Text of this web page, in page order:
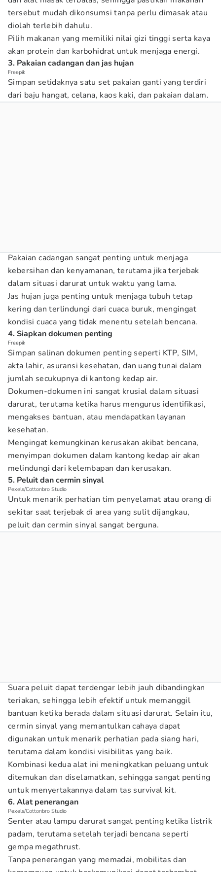
tersebut mudah dikonsumsi tanpa perlu dimasak atau
diolah terlebih dahulu.
Pilih makanan yang memiliki nilai gizi tinggi serta kaya
akan protein dan karbohidrat untuk menjaga energi.
3. Pakaian cadangan dan jas hujan
Freepik
Simpan setidaknya satu set pakaian ganti yang terdiri
dari baju hangat, celana, kaos kaki, dan pakaian dalam.
Pakaian cadangan sangat penting untuk menjaga
kebersihan dan kenyamanan, terutama jika terjebak
dalam situasi darurat untuk waktu yang lama.
Jas hujan juga penting untuk menjaga tubuh tetap
kering dan terlindungi dari cuaca buruk, mengingat
kondisi cuaca yang tidak menentu setelah bencana.
4. Siapkan dokumen penting
Freepik
Simpan salinan dokumen penting seperti KTP, SIM,
akta lahir, asuransi kesehatan, dan uang tunai dalam
jumlah secukupnya di kantong kedap air.
Dokumen-dokumen ini sangat krusial dalam situasi
darurat, terutama ketika harus mengurus identifikasi,
mengakses bantuan, atau mendapatkan layanan
kesehatan.
Mengingat kemungkinan kerusakan akibat bencana,
menyimpan dokumen dalam kantong kedap air akan
melindungi dari kelembapan dan kerusakan.
5. Peluit dan cermin sinyal
Pexels/Cottonbro Studio
Untuk menarik perhatian tim penyelamat atau orang di
sekitar saat terjebak di area yang sulit dijangkau,
peluit dan cermin sinyal sangat berguna.
Suara peluit dapat terdengar lebih jauh dibandingkan
teriakan, sehingga lebih efektif untuk memanggil
bantuan ketika berada dalam situasi darurat. Selain itu,
cermin sinyal yang memantulkan cahaya dapat
digunakan untuk menarik perhatian pada siang hari,
terutama dalam kondisi visibilitas yang baik.
Kombinasi kedua alat ini meningkatkan peluang untuk
ditemukan dan diselamatkan, sehingga sangat penting
untuk menyertakannya dalam tas survival kit.
6. Alat penerangan
Pexels/Cottonbro Studio
Senter atau lampu darurat sangat penting ketika listrik
padam, terutama setelah terjadi bencana seperti
gempa megathrust.
Tanpa penerangan yang memadai, mobilitas dan